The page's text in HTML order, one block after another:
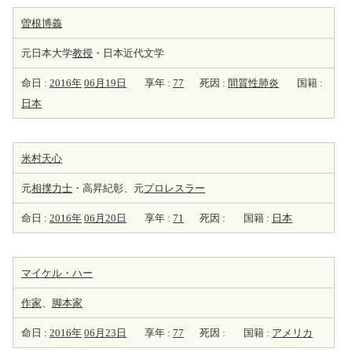
曽根博義
元日本大学教授 ・日本近代文学
命日 : 2016年 06月19日 享年 : 77 死因 : 間質性肺炎
国籍 :
日本
米村天心
元相撲力士 ・高昇紀彰、元プロレスラー
命日 : 2016年 06月20日 享年 : 71 死因 : 国籍 : 日本
マイケル・ハー
作家、 脚本家
命日 : 2016年 06月23日 享年 : 77 死因 : 国籍 : アメリカ